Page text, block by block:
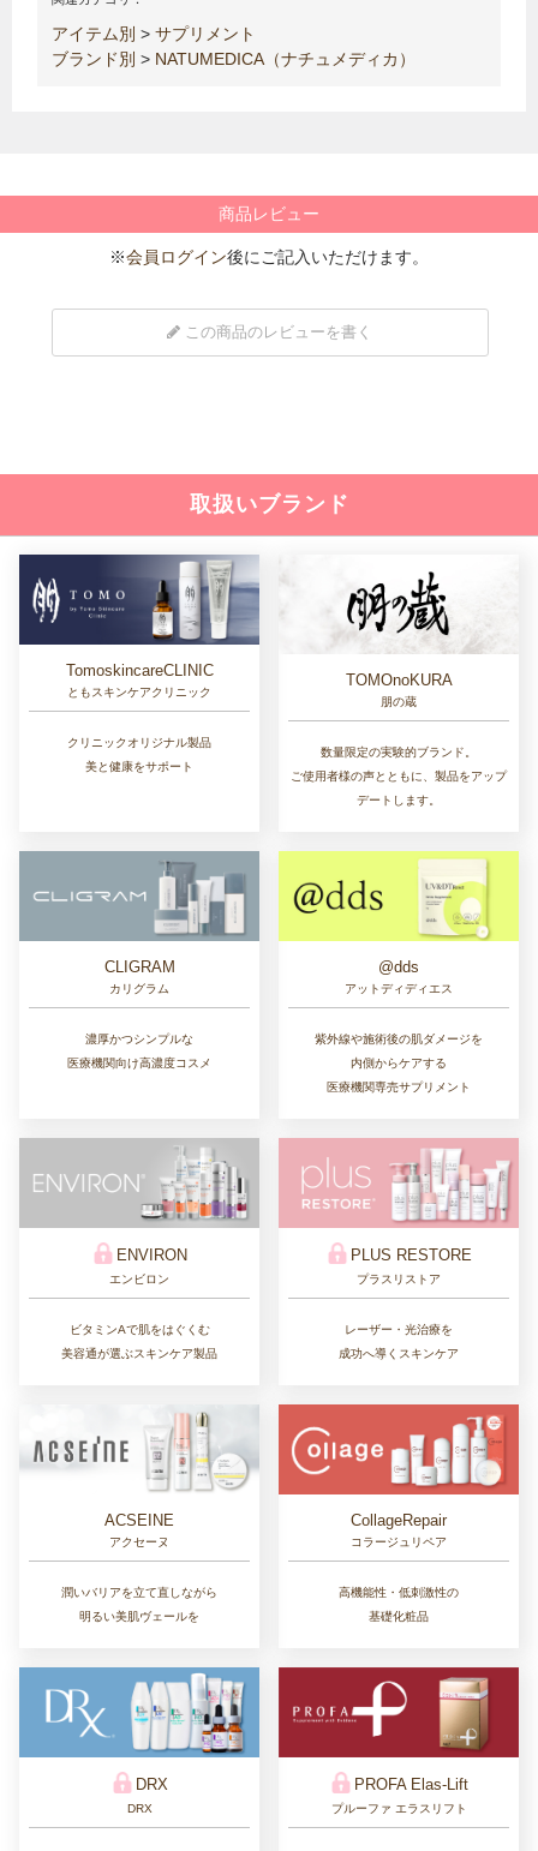
アイテム別 > サプリメント
ブランド別 > NATUMEDICA（ナチュメディカ）
商品レビュー
※会員ログイン後にご記入いただけます。
この商品のレビューを書く
取扱いブランド
TomoskincareCLINIC
ともスキンケアクリニック
クリニックオリジナル製品
美と健康をサポート
TOMOnoKURA
朋の蔵
数量限定の実験的ブランド。
ご使用者様の声とともに、製品をアップ
デートします。
CLIGRAM
カリグラム
濃厚かつシンプルな
医療機関向け高濃度コスメ
@dds
アットディディエス
紫外線や施術後の肌ダメージを
内側からケアする
医療機関専売サプリメント
ENVIRON
エンビロン
ビタミンAで肌をはぐくむ
美容通が選ぶスキンケア製品
PLUS RESTORE
プラスリストア
レーザー・光治療を
成功へ導くスキンケア
ACSEINE
アクセーヌ
潤いバリアを立て直しながら
明るい美肌ヴェールを
CollageRepair
コラージュリペア
高機能性・低刺激性の
基礎化粧品
DRX
DRX
PROFA Elas-Lift
プルーファ エラスリフト